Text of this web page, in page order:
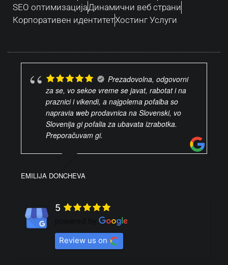
SEO оптимизацијаДинамични веб страни
Корпоративен идентитетХостинг Услуги
Prezadovolna, odgovorni
za se, vo sekoe vreme se javat, rabotat i na
praznici i vikendi, a najgolema pofalba so
napravia web prodavnica na Slovenski, vo
Slovenija gi pofalia za ubavata izrabotka.
Preporačuvam gi.
EMILIJA DONCHEVA
5
Review us on